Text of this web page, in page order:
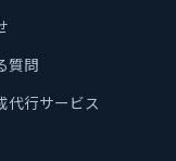
質問
代行サービス